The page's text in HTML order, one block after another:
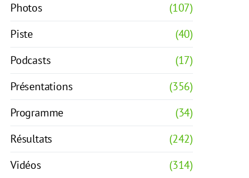
Photos
(107)
Piste
(40)
Podcasts
(17)
Présentations
(356)
Programme
(34)
Résultats
(242)
Vidéos
(314)